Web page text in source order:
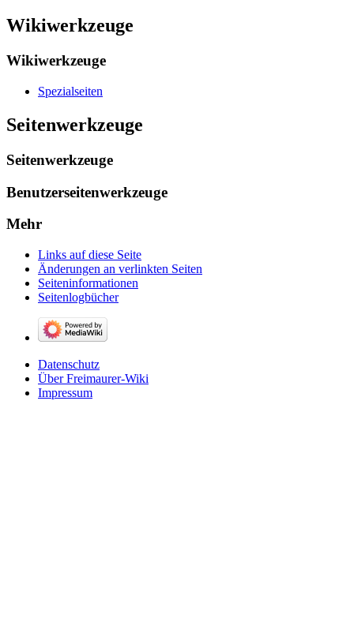
Wikiwerkzeuge
Wikiwerkzeuge
Spezialseiten
Seitenwerkzeuge
Seitenwerkzeuge
Benutzerseitenwerkzeuge
Mehr
Links auf diese Seite
Änderungen an verlinkten Seiten
Seiten­­informationen
Seitenlogbücher
Datenschutz
Über Freimaurer-Wiki
Impressum